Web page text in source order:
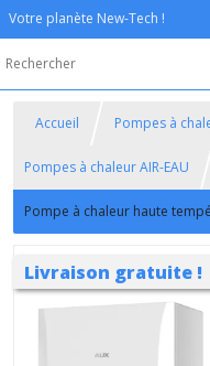
Votre planète New-Tech !
Accueil Pompes à
Pompes à chaleur AIR-EAU
Pompe à chaleur haute
Livraison gratuite !